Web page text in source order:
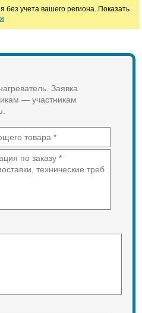
без учета вашего региона. Показать
Заявка
— участникам